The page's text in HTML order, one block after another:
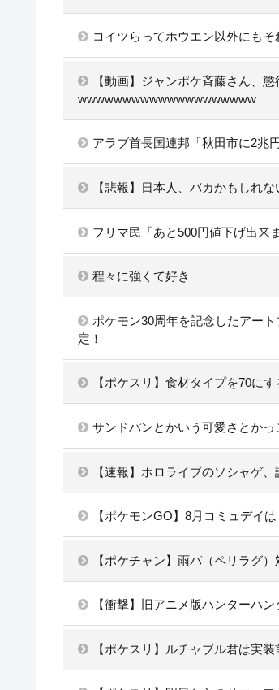
コイツらってホウエン以外にも
【動画】ジャンポケ斉藤さん、
wwwwwwwwwwwwwwwwwwww
アラブ首長国連邦「秋田市に2兆
【悲報】日本人、バカかもしれ
フリマ民「あと500円値下げ出来
程々に強くて好き
ポケモン30周年を記念したアー
定！
【ポケスリ】食材タイプを70に
サンドパンとかいう可愛さとか
【速報】ホロライブのソシャゲ
【ポケモンGO】8月コミュデイ
【ポケチャン】雨パ（ペリラグ
【衝撃】旧アニメ版ハンターハ
【ポケスリ】ルチャブル君は実